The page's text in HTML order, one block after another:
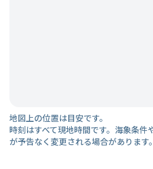
地図上の位置は目安です。
時刻はすべて現地時間です。海象条件
が予告なく変更される場合があります。